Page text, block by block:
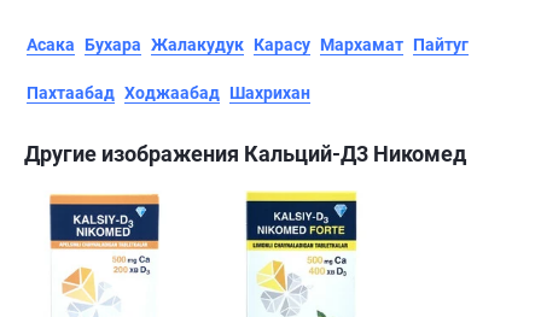
Асака Бухара Жалакудук Карасу Мархамат Пайтуг
Пахтаабад Ходжаабад Шахрихан
Другие изображения Кальций-Д3 Никомед